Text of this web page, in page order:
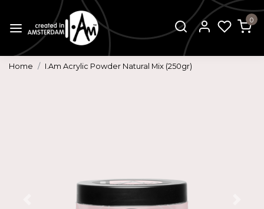
0
Home I.Am Acrylic Powder Natural Mix (250gr)